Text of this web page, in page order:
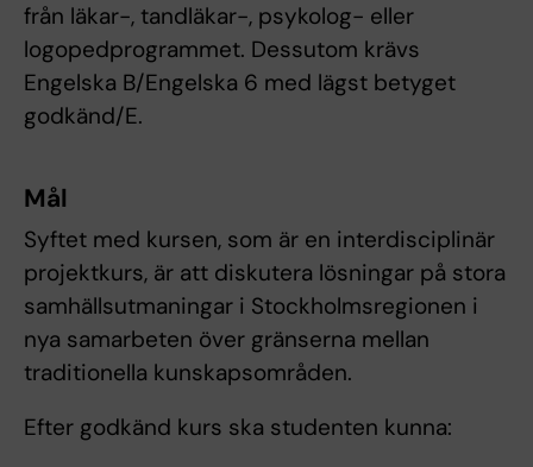
från läkar-, tandläkar-, psykolog- eller
logopedprogrammet. Dessutom krävs
Engelska B/Engelska 6 med lägst betyget
godkänd/E.
Mål
Syftet med kursen, som är en interdisciplinär
projektkurs, är att diskutera lösningar på stora
samhällsutmaningar i Stockholmsregionen i
nya samarbeten över gränserna mellan
traditionella kunskapsområden.
Efter godkänd kurs ska studenten kunna: